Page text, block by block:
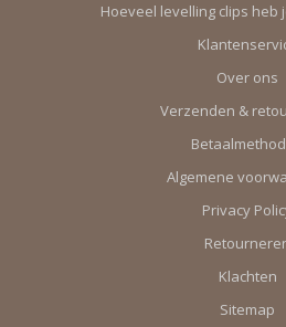
Hoeveel levelling clips heb
Over ons
Verzenden &
Algemene
Privacy
Klachten
Sitemap